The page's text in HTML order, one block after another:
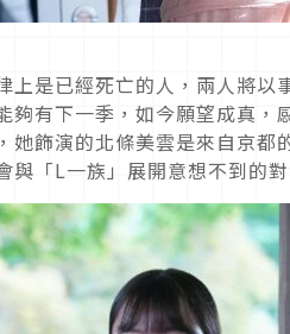
上是已經死亡的人，兩人將
夠有下一季，如今願望成真
她飾演的北條美雲是來自京
與「L一族」展開意想不到的對